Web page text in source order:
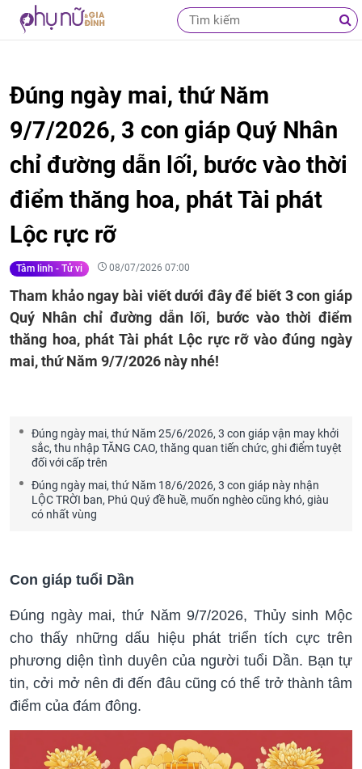
Đúng ngày mai, thứ Năm
9/7/2026, 3 con giáp Quý Nhân
chỉ đường dẫn lối, bước vào thời
điểm thăng hoa, phát Tài phát
Lộc rực rỡ
Tâm linh - Tử vi 08/07/2026 07:00
Tham khảo ngay bài viết dưới đây để biết 3 con giáp
Quý Nhân chỉ đường dẫn lối, bước vào thời điểm
thăng hoa, phát Tài phát Lộc rực rỡ vào đúng ngày
mai, thứ Năm 9/7/2026 này nhé!
Đúng ngày mai, thứ Năm 25/6/2026, 3 con giáp vận may khởi
sắc, thu nhập TĂNG CAO, thăng quan tiến chức, ghi điểm tuyệt
đối với cấp trên
Đúng ngày mai, thứ Năm 18/6/2026, 3 con giáp này nhận
LỘC TRỜI ban, Phú Quý đề huề, muốn nghèo cũng khó, giàu
có nhất vùng
Con giáp tuổi Dần
Đúng ngày mai, thứ Năm 9/7/2026, Thủy sinh Mộc
cho thấy những dấu hiệu phát triển tích cực trên
phương diện tình duyên của người tuổi Dần. Bạn tự
tin, cởi mở nên đi đến đâu cũng có thể trở thành tâm
điểm của đám đông.